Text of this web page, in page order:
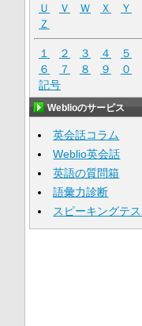
Ｕ
Ｖ Ｗ Ｘ
Ｙ
Ｚ
１ ２ ３ ４
５
６
７ ８ ９
０
記号
Weblioのサービス
英会話コラム
Weblio英会話
英語の質問箱
語彙力診断
スピーキングテス